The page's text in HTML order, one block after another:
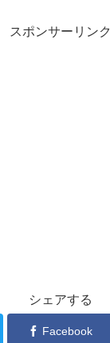
スポンサーリンク
シェアする
Facebook